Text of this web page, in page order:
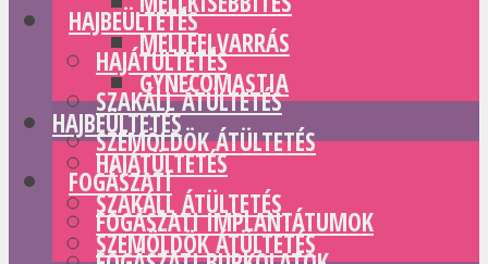
HAJBEÜLTETÉS
HAJÁTÜLTETÉS
SZAKÁLL ÁTÜLTETÉS
SZEMÖLDÖK ÁTÜLTETÉS
FOGÁSZATI
FOGÁSZATI IMPLANTÁTUMOK
MELLFELVARRÁS
GYNECOMASTIA
HAJBEÜLTETÉS
HAJÁTÜLTETÉS
SZAKÁLL ÁTÜLTETÉS
SZEMÖLDÖK ÁTÜLTETÉS